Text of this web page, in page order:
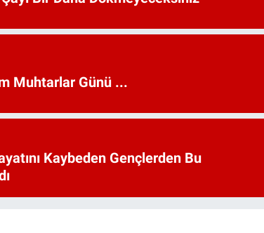
Muhtarlar Günü ...
Kaybeden Gençlerden Bu